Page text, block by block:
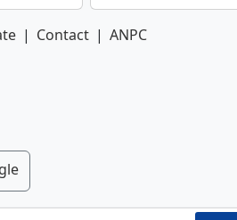
| Contact | ANPC